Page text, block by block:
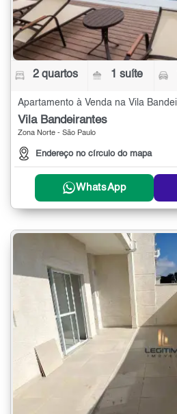
2 quartos 1 suíte
Vila Bandeirantes
Zona Norte - São Paulo
Endereço no círculo do mapa
WhatsApp